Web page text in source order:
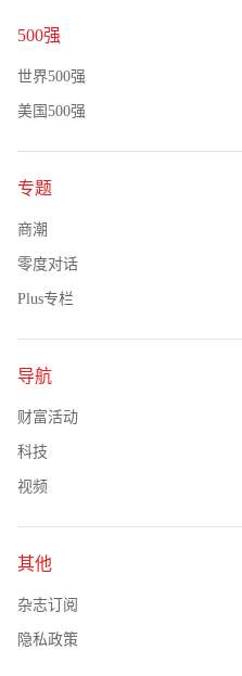
500强
世界500强
美国500强
专题
商潮
零度对话
Plus专栏
导航
财富活动
科技
视频
其他
杂志订阅
隐私政策